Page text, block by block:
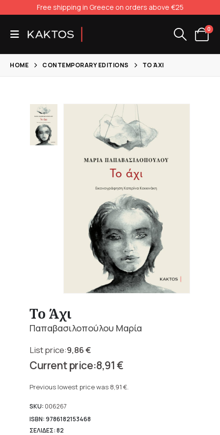
Free shipping in Greece on orders above €25
0
HOME CONTEMPORARY EDITIONS ΤΟ ΆΧΙ
Το Άχι
Παπαβασιλοπούλου Μαρία
9,86€
Original
price
9,86 €.
8,91€
price
8,91 €.
Previous lowest price was 8,91 €.
SKU: 006267
ISBN: 9786182153468
ΣΕΛΙΔΕΣ: 82